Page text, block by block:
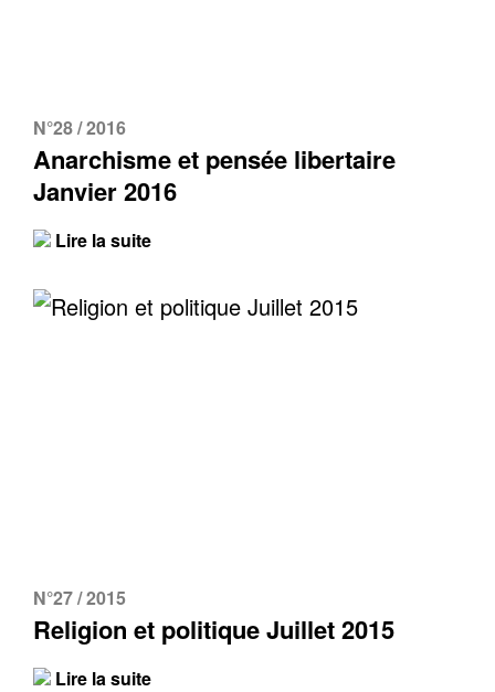
N°28 / 2016
Anarchisme et pensée libertaire
Janvier 2016
Lire la suite
N°27 / 2015
Religion et politique Juillet 2015
Lire la suite